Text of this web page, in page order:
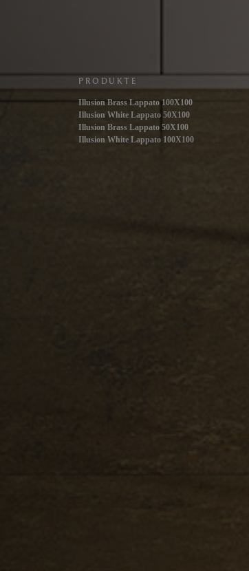
PRODUKTE
Illusion Brass Lappato 100X100
Illusion White Lappato 50X100
Illusion Brass Lappato 50X100
Illusion White Lappato 100X100